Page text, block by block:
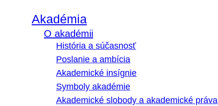
Akadémia
O akadémii
História a súčasnosť
Poslanie a ambícia
Akademické insígnie
Symboly akadémie
Akademické slobody a akademické práva